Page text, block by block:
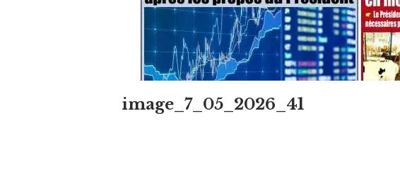
image_7_05_2026_41